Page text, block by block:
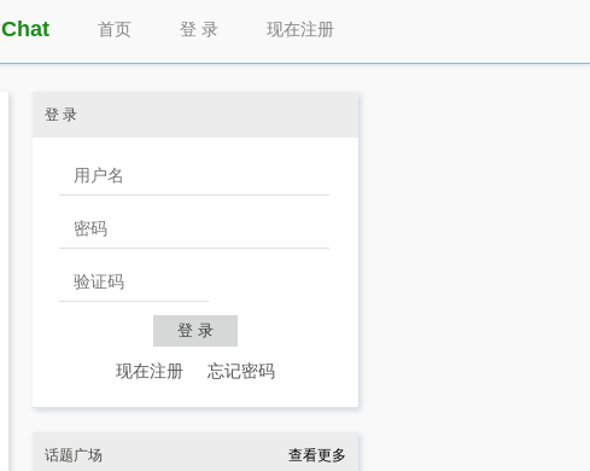
现在注册
登 录
首页
Chat
登 录
现在注册 忘记密码
话题广场 查看更多